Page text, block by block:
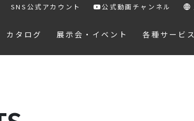
SNS公式アカウント 公式動画チャンネル
カタログ 展示会・イベント 各種サービス